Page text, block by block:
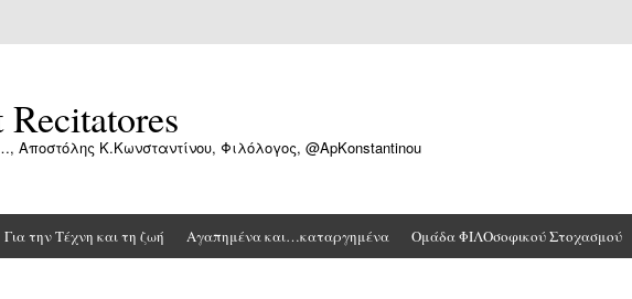
Αποστόλης Κ.Κωνσταντίνου, Φιλόλογος, @ApKonstantinou
Για την Τέχνη και τη ζωή Αγαπημένα και…καταργημένα Ομάδα ΦΙΛΟσοφικού Στοχασμού